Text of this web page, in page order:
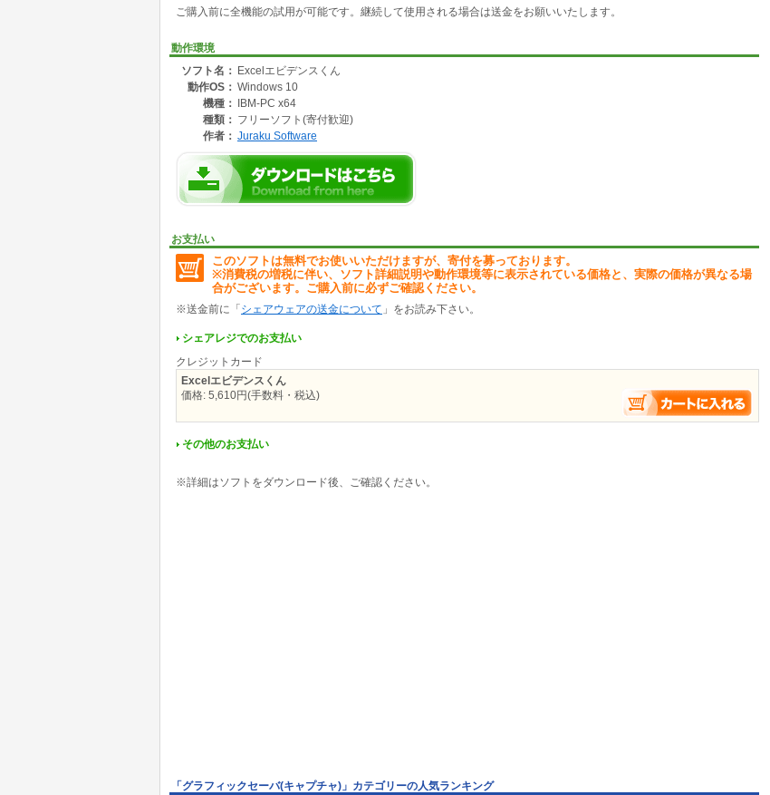
ご購入前に全機能の試用が可能です。継続して使用される場合は送金をお願いいたします。
動作環境
ソフト名： Excelエビデンスくん
動作OS： Windows 10
機種：
IBM-PC x64
種類： フリーソフト(寄付歓迎)
作者： Juraku Software
お支払い
このソフトは無料でお使いいただけますが、寄付を募っております。
※消費税の増税に伴い、ソフト詳細説明や動作環境等に表示されている価格と、実際の価格が異なる場
合がございます。ご購入前に必ずご確認ください。
※送金前に「 シェアウェアの送金について 」をお読み下さい。
シェアレジでのお支払い
クレジットカード
Excelエビデンスくん
価格: 5,610円(手数料・税込)
その他のお支払い
※詳細はソフトをダウンロード後、ご確認ください。
「グラフィックセーバ(キャプチャ)」カテゴリーの人気ランキング